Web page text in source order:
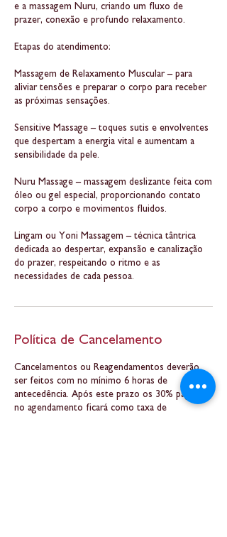
e a massagem Nuru, criando um fluxo de
prazer, conexão e profundo relaxamento.
Etapas do atendimento:
Massagem de Relaxamento Muscular – para
aliviar tensões e preparar o corpo para receber
as próximas sensações.
Sensitive Massage – toques sutis e envolventes
que despertam a energia vital e aumentam a
sensibilidade da pele.
Nuru Massage – massagem deslizante feita com
óleo ou gel especial, proporcionando contato
corpo a corpo e movimentos fluidos.
Lingam ou Yoni Massagem – técnica tântrica
dedicada ao despertar, expansão e canalização
do prazer, respeitando o ritmo e as
necessidades de cada pessoa.
Política de Cancelamento
Cancelamentos ou Reagendamentos deverão
ser feitos com no mínimo 6 horas de
antecedência. Após este prazo os 30% pagos
no agendamento ficará como taxa de